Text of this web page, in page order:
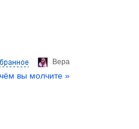
Верa
вы молчите »